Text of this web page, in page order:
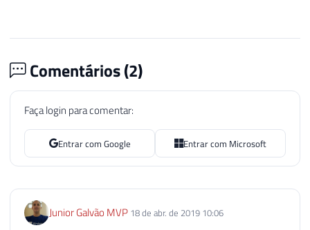
Comentários (2)
Faça login para comentar:
Entrar com Google Entrar com Microsoft
Junior Galvão MVP 18 de abr. de 2019 10:06